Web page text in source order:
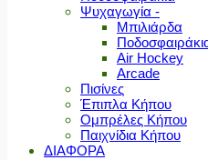
Ψυχαγωγία -
Μπιλιάρδα
Air Hockey
Arcade
Πισίνες
Έπιπλα Κήπου
Ομπρέλες Κήπου
Παιχνίδια Κήπου
ΔΙΑΦΟΡΑ